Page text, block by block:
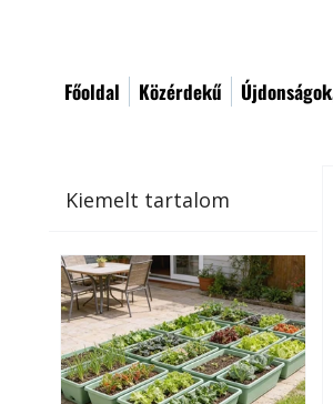
Főoldal Közérdekű
Kiemelt tartalom